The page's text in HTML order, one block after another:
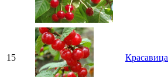
15 Красавица